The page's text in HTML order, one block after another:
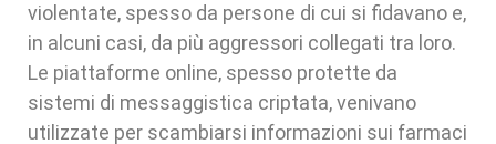
violentate, spesso da persone di cui si fidavano e,
in alcuni casi, da più aggressori collegati tra loro.
Le piattaforme online, spesso protette da
sistemi di messaggistica criptata, venivano
utilizzate per scambiarsi informazioni sui farmaci